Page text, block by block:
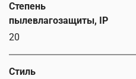
Степень
пылевлагозащиты, IP
20
Стиль